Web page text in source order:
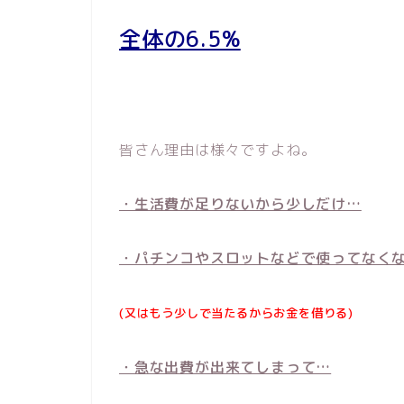
全体の6.5%
皆さん理由は様々ですよね。
・生活費が足りないから少しだけ…
・パチンコやスロットなどで使ってなく
(又はもう少しで当たるからお金を借りる)
・急な出費が出来てしまって…